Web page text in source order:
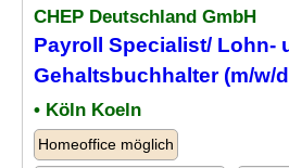
CHEP Deutschland GmbH
Payroll Specialist/ Lohn-
Gehaltsbuchhalter (m/w/
• Köln Koeln
Homeoffice möglich